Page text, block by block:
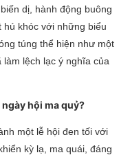
dị, hành động buông
hú khóc với những biểu
túng thể hiện như một
lệch lạc ý nghĩa của
hội ma quỷ?
một lễ hội đen tối với
kỳ lạ, ma quái, đáng